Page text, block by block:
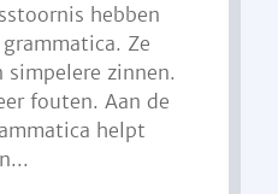
hebben
Ze
simpelere zinnen.
fouten. Aan de
helpt